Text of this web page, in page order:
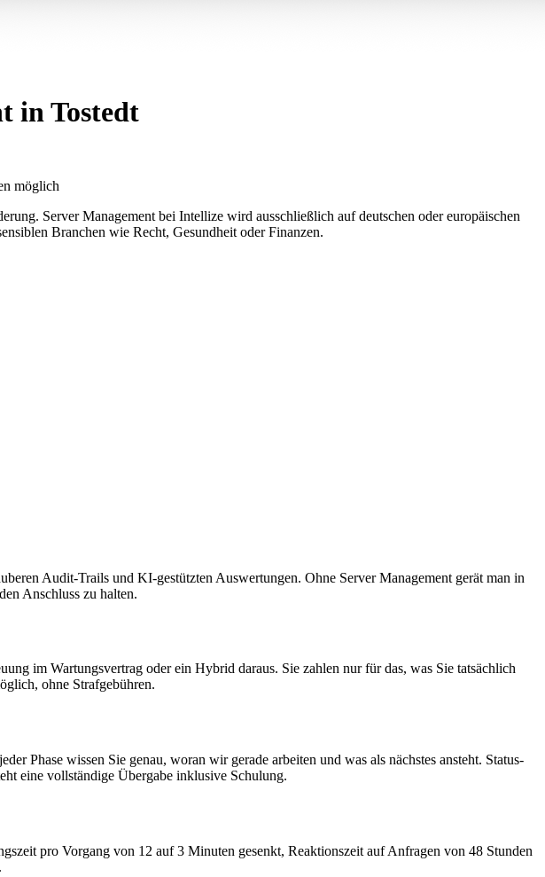
in Tostedt
möglich
Server Management bei Intellize wird ausschließlich auf deutschen oder europäischen
Branchen wie Recht, Gesundheit oder Finanzen.
Audit-Trails und KI-gestützten Auswertungen. Ohne Server Management gerät man in
Anschluss zu halten.
im Wartungsvertrag oder ein Hybrid daraus. Sie zahlen nur für das, was Sie tatsächlich
ohne Strafgebühren.
Phase wissen Sie genau, woran wir gerade arbeiten und was als nächstes ansteht. Status-
eine vollständige Übergabe inklusive Schulung.
pro Vorgang von 12 auf 3 Minuten gesenkt, Reaktionszeit auf Anfragen von 48 Stunden